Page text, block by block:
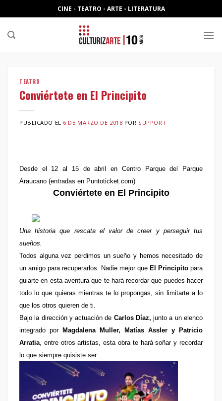
to
content
CINE - TEATRO - ARTE - LITERATURA
TEATRO
Conviértete en El Principito
PUBLICADO EL 6 DE MARZO DE 2018 POR SUPPORT
Desde el 12 al 15 de abril en Centro Parque del Parque
Araucano (entradas en Puntoticket.com)
Conviértete en El Principito
Una historia que rescata el valor de creer y perseguir tus
sueños.
Todos alguna vez perdimos un sueño y hemos necesitado de
un amigo para recuperarlos. Nadie mejor que El Principito para
guiarte en esta aventura que te hará recordar que puedes hacer
todo lo que quieras mientras te lo propongas, sin limitarte a lo
que los otros quieren de ti.
Bajo la dirección y actuación de Carlos Díaz,junto a un elenco
integrado porMagdalena Muller, Matías Assler y Patricio
Arratia , entre otros artistas, esta obra te hará soñar y recordar
lo que siempre quisiste ser.